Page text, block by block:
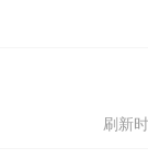
刷新